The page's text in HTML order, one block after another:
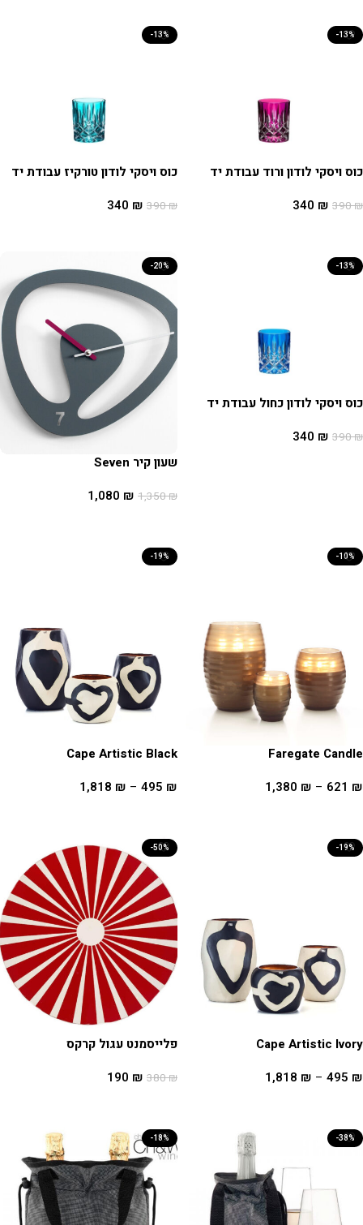
-13%
כוס ויסקי לודון ורוד עבודת יד
390₪
340 ₪
-13%
כוס ויסקי לודון טורקיז עבודת יד
390₪
340 ₪
-13%
כוס ויסקי לודון כחול עבודת יד
390₪
340 ₪
-20%
שעון קיר Seven
1,350₪
1,080 ₪
-10%
Faregate Candle
621 ₪
–
1,380 ₪
-19%
Cape Artistic Black
495 ₪
–
1,818 ₪
-19%
Cape Artistic Ivory
495 ₪
–
1,818 ₪
-50%
פלייסמנט עגול קרקס
380₪
190 ₪
-38%
-18%